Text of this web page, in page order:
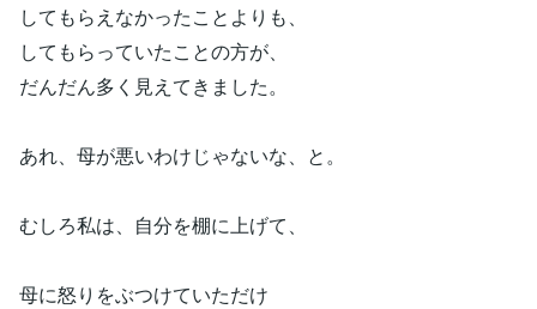
してもらえなかったことよりも、
してもらっていたことの方が、
だんだん多く見えてきました。
あれ、母が悪いわけじゃないな、と。
むしろ私は、自分を棚に上げて、
母に怒りをぶつけていただけ